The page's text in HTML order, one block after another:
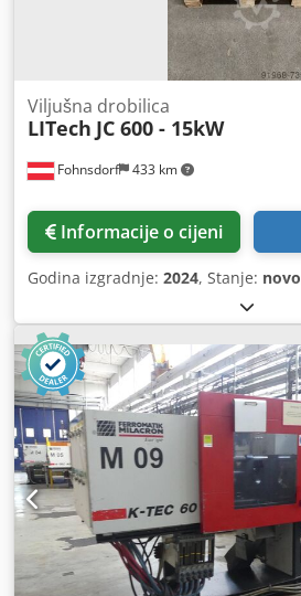
Fohnsdorf 433 km
Viljušna drobilica
LITech JC 600 - 15kW
Informacije o cijeni
Godina izgradnje: 2024, Stanje: novo